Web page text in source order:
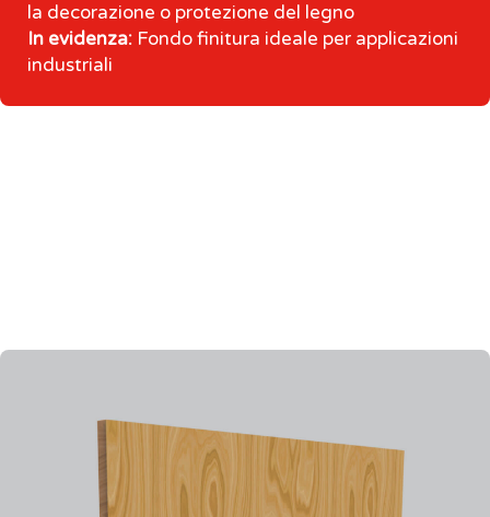
la decorazione o protezione del legno
In evidenza: Fondo finitura ideale per applicazioni
industriali